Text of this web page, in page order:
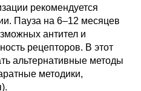
рекомендуется
Пауза на 6–12 месяцев
антител и
рецепторов. В этот
альтернативные методы
методики,